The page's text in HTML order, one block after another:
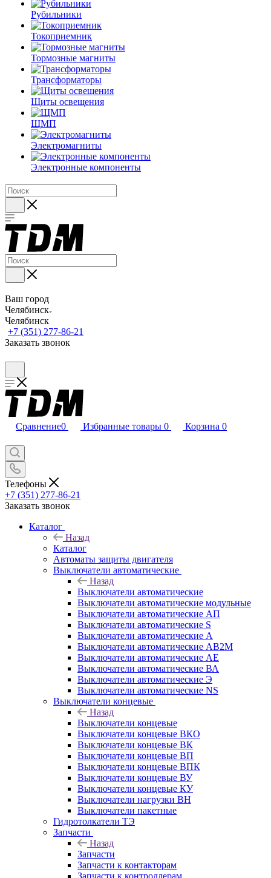
Рубильники
Токоприемник
Тормозные магниты
Трансформаторы
Щиты освещения
ЩМП
Электромагниты
Электронные компоненты
Ваш город
Челябинск
Челябинск
+7 (351) 277-86-21
Заказать звонок
Сравнение0 Избранные товары 0 Корзина 0
Телефоны
+7 (351) 277-86-21
Заказать звонок
Каталог
Назад
Каталог
Автоматы защиты двигателя
Выключатели автоматические
Назад
Выключатели автоматические
Выключатели автоматические модульные
Выключатели автоматические АП
Выключатели автоматические S
Выключатели автоматические А
Выключатели автоматические АВ2М
Выключатели автоматические АЕ
Выключатели автоматические ВА
Выключатели автоматические Э
Выключатели автоматические NS
Выключатели концевые
Назад
Выключатели концевые
Выключатели концевые ВКО
Выключатели концевые ВК
Выключатели концевые ВП
Выключатели концевые ВПК
Выключатели концевые ВУ
Выключатели концевые КУ
Выключатели нагрузки ВН
Выключатели пакетные
Гидротолкатели ТЭ
Запчасти
Назад
Запчасти
Запчасти к контакторам
Запчасти к контроллерам